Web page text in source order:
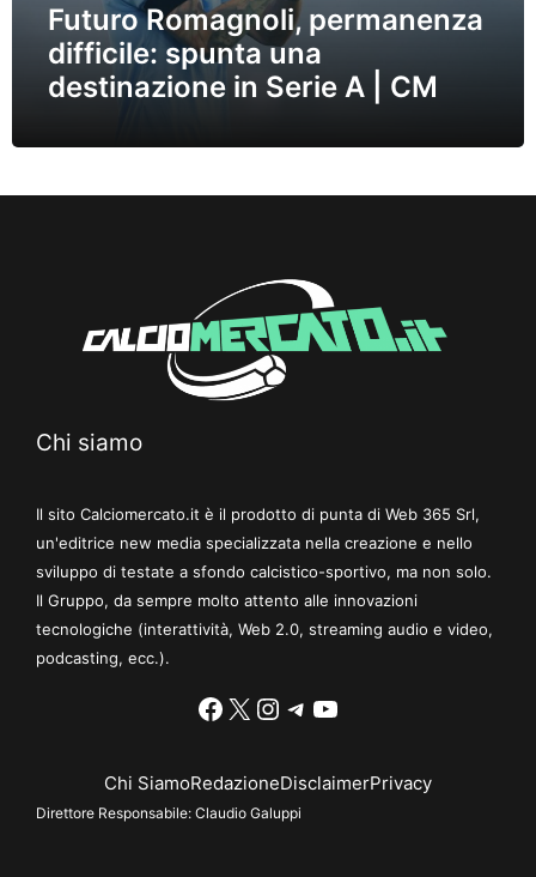
Futuro Romagnoli, permanenza
difficile: spunta una
destinazione in Serie A | CM
Chi siamo
Il sito Calciomercato.it è il prodotto di punta di Web 365 Srl,
un'editrice new media specializzata nella creazione e nello
sviluppo di testate a sfondo calcistico-sportivo, ma non solo.
Il Gruppo, da sempre molto attento alle innovazioni
tecnologiche (interattività, Web 2.0, streaming audio e video,
podcasting, ecc.).
Facebook
X Instagram
Telegram
YouTube
Chi SiamoRedazioneDisclaimerPrivacy
Direttore Responsabile: Claudio Galuppi